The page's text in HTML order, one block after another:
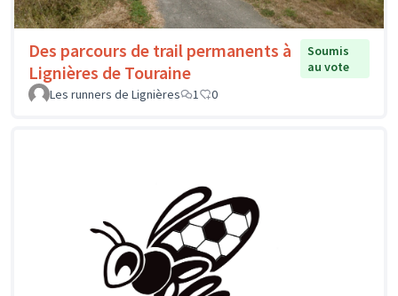
Des parcours de trail permanents à
Lignières de Touraine
Soumis
au vote
Les runners de Lignières
1 0